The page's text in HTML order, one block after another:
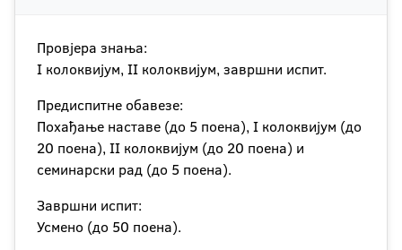
Провјера знања:
I колоквијум, II колоквијум, завршни испит.
Предиспитне обавезе:
Похађање наставе (до 5 поена), I колоквијум (до
20 поена), II колоквијум (до 20 поена) и
семинарски рад (до 5 поена).
Завршни испит:
Усмено (до 50 поена).